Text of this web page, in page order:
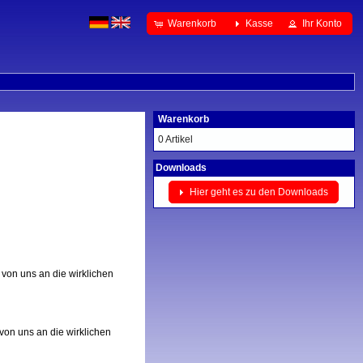
Warenkorb Kasse Ihr Konto
uns an die wirklichen
uns an die wirklichen
Warenkorb
0 Artikel
Downloads
Hier geht es zu den Downloads